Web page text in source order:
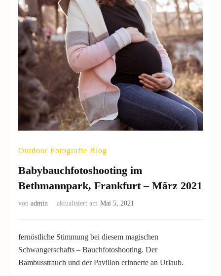
Outdoor Fotografie Blog
Babybauchfotoshooting im
Bethmannpark, Frankfurt – März 2021
vonadmin aktualisiert am Mai 5, 2021
fernöstliche Stimmung bei diesem magischen
Schwangerschafts – Bauchfotoshooting. Der
Bambusstrauch und der Pavillon erinnerte an Urlaub.